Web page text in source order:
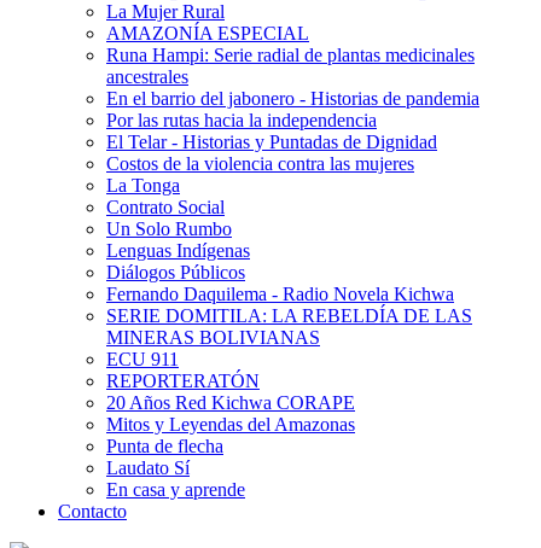
La Mujer Rural
AMAZONÍA ESPECIAL
Runa Hampi: Serie radial de plantas medicinales
ancestrales
En el barrio del jabonero - Historias de pandemia
Por las rutas hacia la independencia
El Telar - Historias y Puntadas de Dignidad
Costos de la violencia contra las mujeres
La Tonga
Contrato Social
Un Solo Rumbo
Lenguas Indígenas
Diálogos Públicos
Fernando Daquilema - Radio Novela Kichwa
SERIE DOMITILA: LA REBELDÍA DE LAS
MINERAS BOLIVIANAS
ECU 911
REPORTERATÓN
20 Años Red Kichwa CORAPE
Mitos y Leyendas del Amazonas
Punta de flecha
Laudato Sí
En casa y aprende
Contacto